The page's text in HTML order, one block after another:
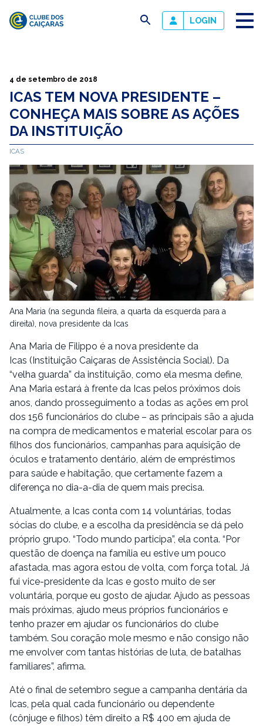
Caiçaras
busca LOGIN
4 de setembro de 2018
ICAS TEM NOVA PRESIDENTE –
CONHEÇA MAIS SOBRE AS AÇÕES
DA INSTITUIÇÃO
ICAS
Ana Maria (na segunda fileira, a quarta da esquerda para a
direita), nova presidente da Icas
Ana Maria de Filippo é a nova presidente da
Icas (Instituição Caiçaras de Assistência Social). Da
“velha guarda” da instituição, como ela mesma define,
Ana Maria estará à frente da Icas pelos próximos dois
anos, dando prosseguimento a todas as ações em prol
dos 156 funcionários do clube – as principais são a ajuda
na compra de medicamentos e material escolar para os
filhos dos funcionários, campanhas para aquisição de
óculos e tratamento dentário, além de empréstimos
para saúde e habitação, que certamente fazem a
diferença no dia-a-dia de quem mais precisa.
Atualmente, a Icas conta com 14 voluntárias, todas
sócias do clube, e a escolha da presidência se dá pelo
próprio grupo. “Todo mundo participa”, ela conta. “Por
questão de doença na família eu estive um pouco
afastada, mas agora estou de volta, com força total. Já
fui vice-presidente da Icas e gosto muito de ser
voluntária, porque eu gosto de ajudar. Ajudo as pessoas
mais próximas, ajudo meus próprios funcionários e
tenho prazer em ajudar os funcionários do clube
também. Sou coração mole mesmo e não consigo não
me envolver com tantas histórias de luta, de batalhas
familiares”, afirma.
Até o final de setembro segue a campanha dentária da
Icas, pela qual cada funcionário ou dependente
(cônjuge e filhos) têm direito a R$ 400 em ajuda de